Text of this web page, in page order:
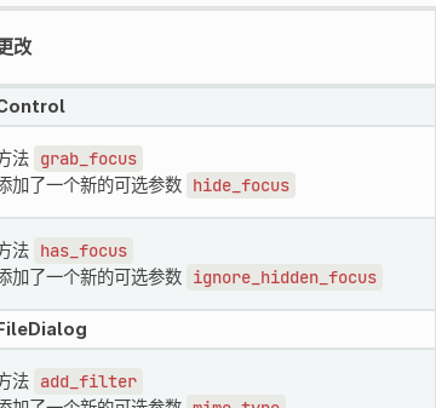
改
法 grab_focus
加了一个新的可选参数 hide_focus
法 has_focus
加了一个新的可选参数 ignore_hidden_focus
法 add_filter